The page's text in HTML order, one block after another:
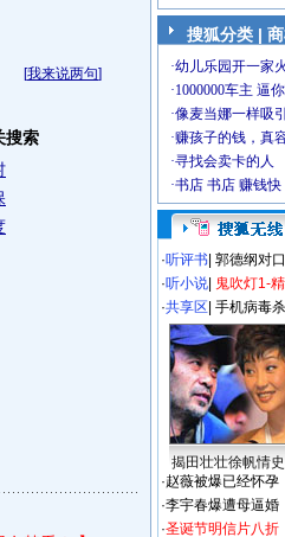
[我来说两句]
搜索
搜狐分类 |
·听评书 郭德纲对
·听小说 鬼吹灯1-
·共享区 手机病毒
揭田壮壮徐帆情史
·赵薇被爆已经怀孕
·李宇春爆遭母逼婚
·圣诞节明信片八折